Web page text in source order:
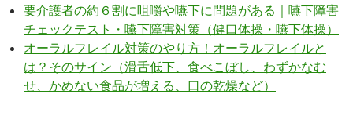
要介護者の約６割に咀嚼や嚥下に問題がある｜嚥下障害
チェックテスト・嚥下障害対策（健口体操・嚥下体操）
オーラルフレイル対策のやり方！オーラルフレイルと
は？そのサイン（滑舌低下、食べこぼし、わずかなむ
せ、かめない食品が増える、口の乾燥など）